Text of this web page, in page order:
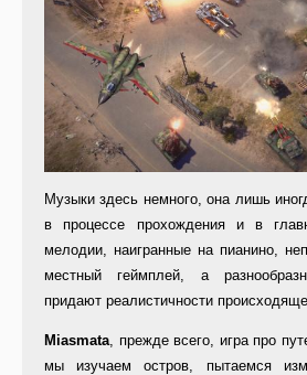
Музыки здесь немного, она лишь
в процессе прохождения и в
мелодии, наигранные на пианино,
местный геймплей, а
придают реалистичности
Miasmata , прежде всего, игра про
мы изучаем остров, пытаемся